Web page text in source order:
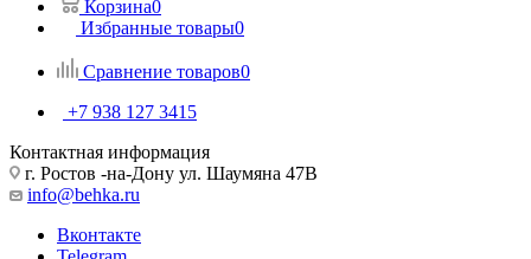
Корзина0
Избранные товары0
Сравнение товаров0
+7 938 127 3415
Контактная информация
г. Ростов -на-Дону ул. Шаумяна 47В
info@behka.ru
Вконтакте